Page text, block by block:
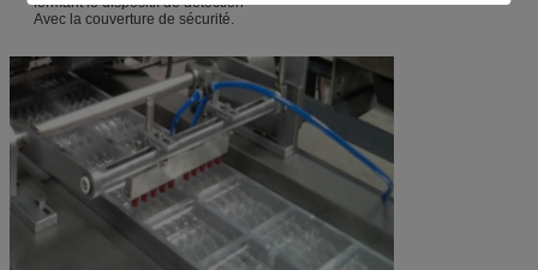
Avec la couverture de sécurité.